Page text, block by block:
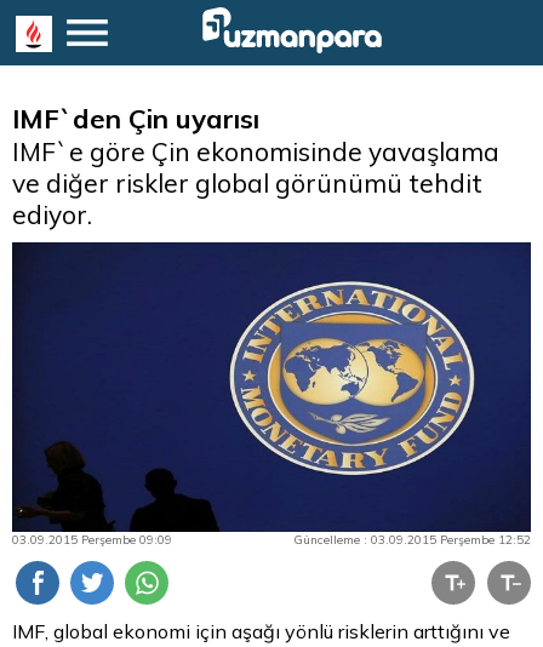
IMF`den Çin uyarısı
IMF`e göre Çin ekonomisinde yavaşlama
ve diğer riskler global görünümü tehdit
ediyor.
03.09.2015 Perşembe 09:09 Güncelleme : 03.09.2015 Perşembe 12:52
IMF, global ekonomi için aşağı yönlü risklerin arttığını ve